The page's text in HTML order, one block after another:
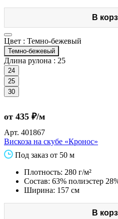
В
Цвет : Темно-бежевый
Темно-бежевый
Длина рулона : 25
24
25
30
от 435 ₽/м
Арт. 401867
Вискоза на скубе «Кронос»
Под заказ от 50 м
Плотность: 280 г/м²
Состав: 63% полиэстер
Ширина: 157 см
В